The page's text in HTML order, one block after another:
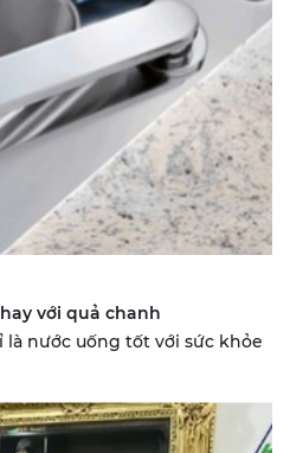
với quả chanh
nước uống tốt với sức khỏe